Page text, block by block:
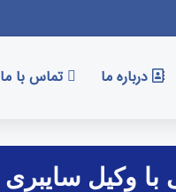
درباره ما تماس با ما
با وکیل سایبری